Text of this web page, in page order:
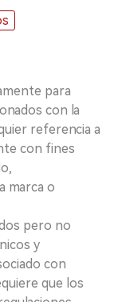
para
con la
referencia a
con fines
marca o
pero no
y
con
que los